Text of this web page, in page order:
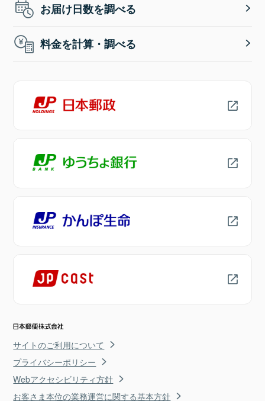
お届け日数を調べる
料金を計算・調べる
サイトのご利用について
プライバシーポリシー
Webアクセシビリティ方針
お客さま本位の業務運営に関する基本方針